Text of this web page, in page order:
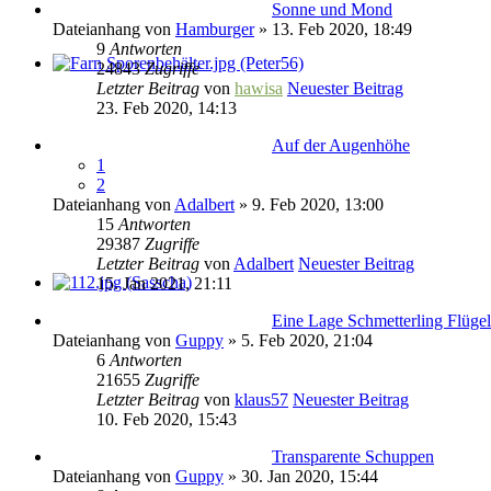
Sonne und Mond
Dateianhang von Hamburger» 13. Feb 2020, 18:49
9 Antworten
24843Zugriffe
Letzter Beitrag von hawisa Neuester Beitrag
23. Feb 2020, 14:13
Auf der Augenhöhe
1
2
Dateianhang von Adalbert » 9. Feb 2020, 13:00
15 Antworten
29387 Zugriffe
Letzter Beitrag von Adalbert Neuester Beitrag
15. Jan 2021, 21:11
Eine Lage Schmetterling
Dateianhang von Guppy » 5. Feb 2020, 21:04
6 Antworten
21655 Zugriffe
Letzter Beitrag von klaus57 Neuester Beitrag
10. Feb 2020, 15:43
Transparente Schuppen
Dateianhang von Guppy » 30. Jan 2020, 15:44